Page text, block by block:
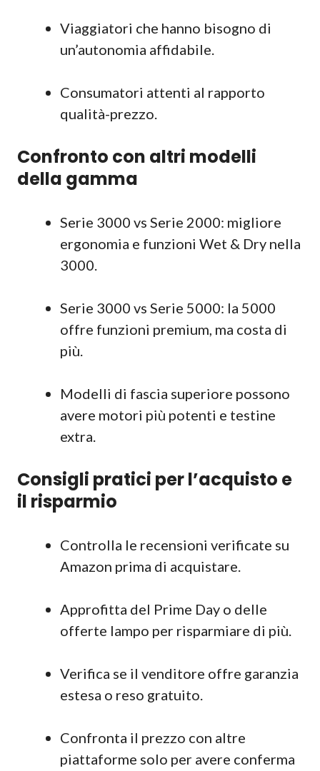
Viaggiatori che hanno bisogno di
un’autonomia affidabile.
Consumatori attenti al rapporto
qualità-prezzo.
Confronto con altri modelli
della gamma
Serie 3000 vs Serie 2000: migliore
ergonomia e funzioni Wet & Dry nella
3000.
Serie 3000 vs Serie 5000: la 5000
offre funzioni premium, ma costa di
più.
Modelli di fascia superiore possono
avere motori più potenti e testine
extra.
Consigli pratici per l’acquisto e
il risparmio
Controlla le recensioni verificate su
Amazon prima di acquistare.
Approfitta del Prime Day o delle
offerte lampo per risparmiare di più.
Verifica se il venditore offre garanzia
estesa o reso gratuito.
Confronta il prezzo con altre
piattaforme solo per avere conferma